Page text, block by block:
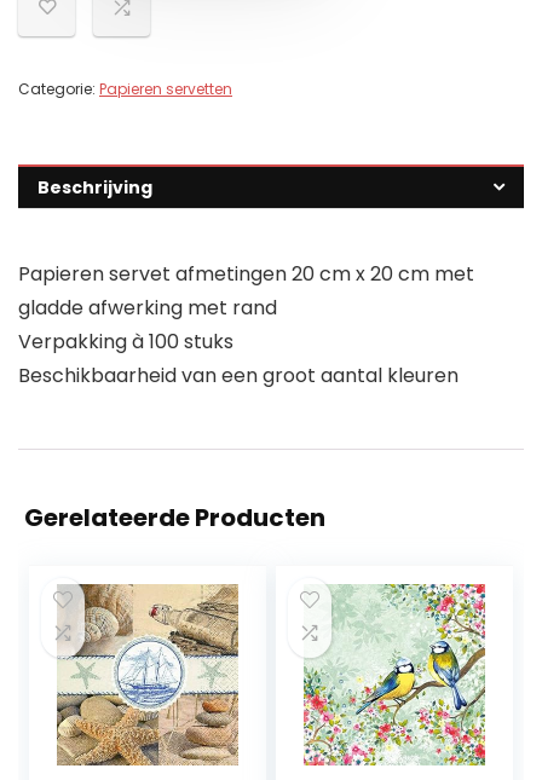
Categorie: Papieren servetten
Beschrijving
Papieren servet afmetingen 20 cm x 20 cm met
gladde afwerking met rand
Verpakking à 100 stuks
Beschikbaarheid van een groot aantal kleuren
Gerelateerde Producten